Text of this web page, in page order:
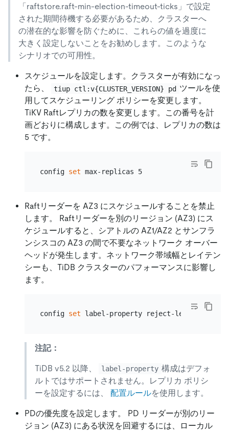
「raftstore.raft-min-election-timeout-ticks」で設定
された期間待機する必要があるため、クラスターへ
の潜在的な影響を防ぐために、これらの値を過度に
大きく設定しないことをお勧めします。このような
シナリオでの可用性。
スケジュールを設定します。クラスターが有効になっ
たら、
tiup ctl:v{CLUSTER_VERSION} pd ツールを使
用してスケジューリング ポリシーを変更します。
TiKV Raftレプリカの数を変更します。この番号を計
画どおりに構成します。この例では、レプリカの数は
5 です。
config set max-replicas 5
Raftリーダーを AZ3 にスケジュールすることを禁止
します。 Raftリーダーを別のリージョン (AZ3) にス
ケジュールすると、シアトルの AZ1/AZ2 とサンフラ
ンシスコの AZ3 の間で不要なネットワーク オーバー
ヘッドが発生します。ネットワーク帯域幅とレイテン
シーも、TiDB クラスターのパフォーマンスに影響し
ます。
config set
注記：
TiDB v5.2 以降、 label-property 構成はデフォ
ルトではサポートされません。レプリカ ポリシ
ーを設定するには、 配置ルールを使用します。
PDの優先度を設定します。 PD リーダーが別のリー
ジョン (AZ3) にある状況を回避するには、ローカル